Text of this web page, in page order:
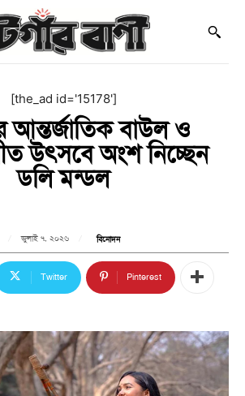
[the_ad id='15178']
আন্তর্জাতিক বাউল ও
উৎসবে অংশ নিচ্ছেন
ডলি মন্ডল
জুলাই ৭, ২০২৬ বিনোদন
Twitter Pinterest